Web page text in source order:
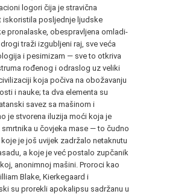
logo­ri čija je stravična
iskoristila posljednje ljudske
pronalaske, obespravljena omladi­
traži izgubljeni raj, sve veća
i pesimizam — sve to otkriva
rođenog i odraslog uz veliki
koja počiva na obožavanju
i nauke; ta dva elementa su
savez sa mašinom i
je stvorena iluzija moći koja je
smrtnika u čovjeka mase — to čudno
je još uvijek zadržalo netaknutu
a koje je već postalo zupčanik
anonimnoj mašini. Proroci kao
Blake, Kierkegaard i
su prorekli apokalipsu sadržanu u